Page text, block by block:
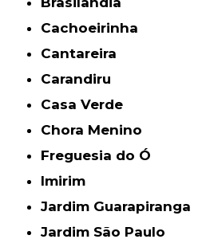
Cachoeirinha
Cantareira
Carandiru
Casa Verde
Chora Menino
Freguesia do Ó
Imirim
Jardim Guarapiranga
Jardim São Paulo